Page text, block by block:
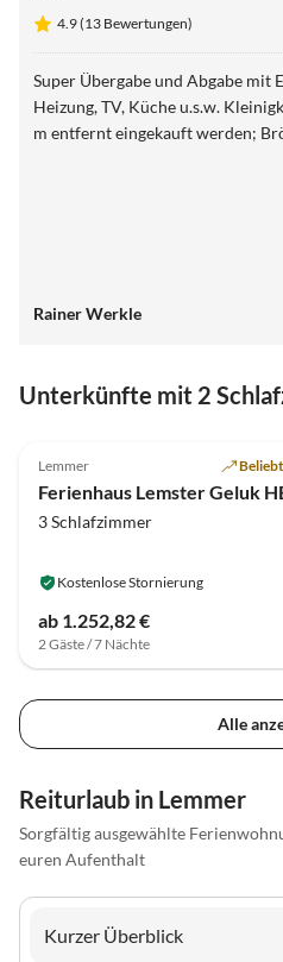
4.9 (13 Bewertungen)
Super Übergabe und Abgabe mit
Heizung, TV, Küche u.s.w. Kleinigkeiten konnten 300
m entfernt eingekauft werden;
Rainer Werkle
Unterkünfte mit 2
Lemmer
3 Schlafzimmer
Kostenlose Stornierung
ab 1.252,82 €
2 Gäste / 7 Nächte
Alle
Reiturlaub in Lemmer
Sorgfältig ausgewählte
euren Aufenthalt
Kurzer Überblick